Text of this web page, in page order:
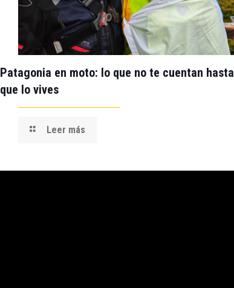
Patagonia en moto: lo que no te cuentan hasta
que lo vives
Leer más